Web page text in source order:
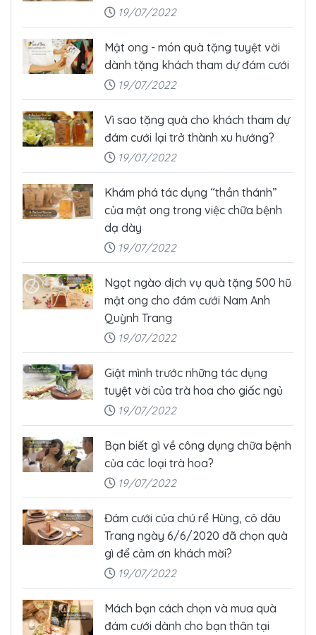
19/07/2022
Mật ong - món quà tặng tuyệt vời
dành tặng khách tham dự đám cưới
19/07/2022
Vì sao tặng quà cho khách tham dự
đám cưới lại trở thành xu hướng?
19/07/2022
Khám phá tác dụng “thần thánh”
của mật ong trong việc chữa bệnh
dạ dày
19/07/2022
Ngọt ngào dịch vụ quà tặng 500 hũ
mật ong cho đám cưới Nam Anh
Quỳnh Trang
19/07/2022
Giật mình trước những tác dụng
tuyệt vời của trà hoa cho giấc ngủ
19/07/2022
Bạn biết gì về công dụng chữa bệnh
của các loại trà hoa?
19/07/2022
Đám cưới của chú rể Hùng, cô dâu
Trang ngày 6/6/2020 đã chọn quà
gì để cảm ơn khách mời?
19/07/2022
Mách bạn cách chọn và mua quà
đám cưới dành cho bạn thân tại